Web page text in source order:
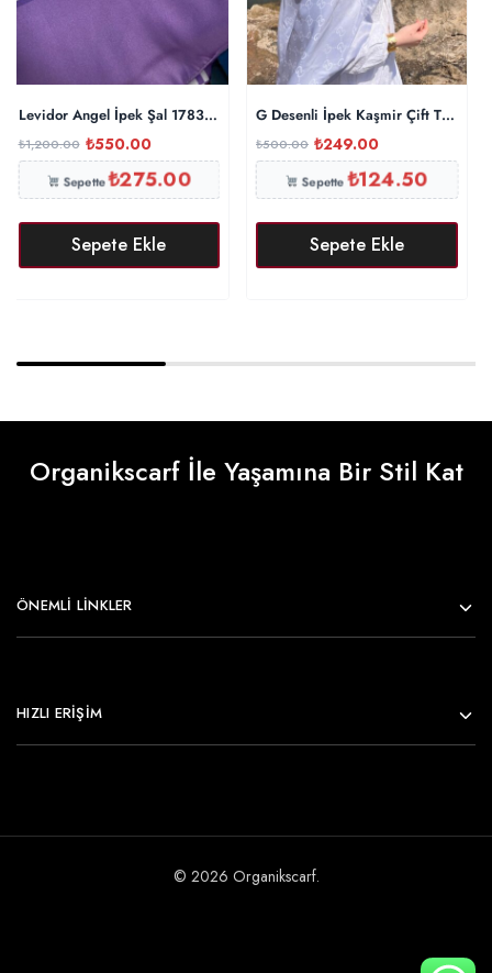
Levidor Angel İpek Şal 17834 – Mürdüm
₺1,200.00 ₺550.00
Sepette₺275.00
Sepete Ekle
G Desenli İpek Kaşmir Çift Taraflı
₺500.00 ₺249.00
Sepette₺124.50
Sepete Ekle
Organikscarf İle Yaşamına Bir Stil Kat
ÖNEMLI LINKLER
HIZLI ERİŞİM
© 2026 Organikscarf.